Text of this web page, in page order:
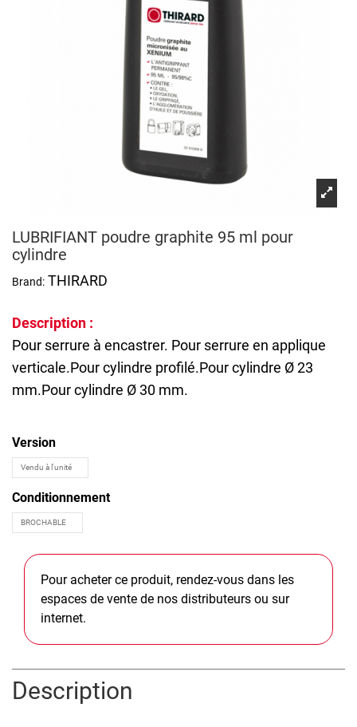
LUBRIFIANT poudre graphite 95 ml pour
cylindre
Brand: THIRARD
Description :
Pour serrure à encastrer. Pour serrure en applique
verticale.Pour cylindre profilé.Pour cylindre Ø 23
mm.Pour cylindre Ø 30 mm.
Version
Conditionnement
Pour acheter ce produit, rendez-vous dans les
espaces de vente de nos distributeurs ou sur
internet.
Description